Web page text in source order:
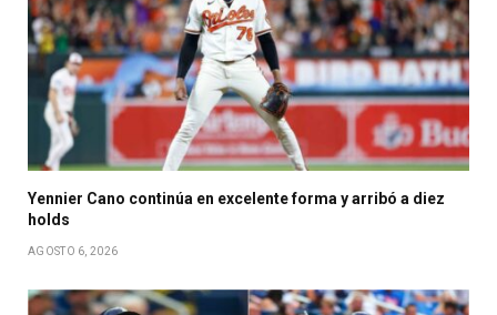
Yennier Cano continúa en excelente forma y arribó a diez
holds
AGOSTO 6, 2026